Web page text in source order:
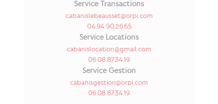
Service Transactions
cabanislebeausset@orpi.com
04.94.90.26.65
Service Locations
cabanislocation@gmail.com
06.08.87.34.19
Service Gestion
cabanisgestion@orpi.com
06.08.87.34.19